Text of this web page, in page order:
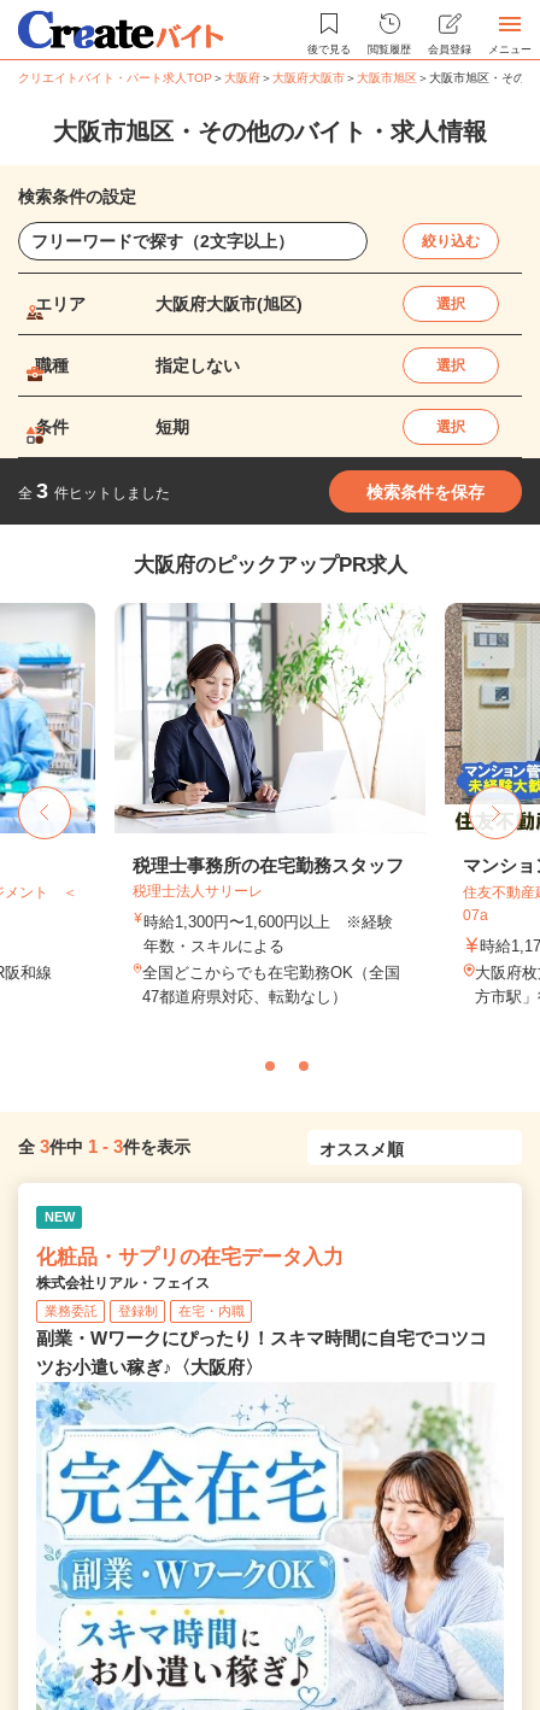
後で見る 閲覧履歴 会員登録 メニュー
クリエイトバイト・パート求人TOP ＞大阪府＞大阪府大阪市＞大阪市旭区＞大阪市旭区・その
大阪市旭区・その他のバイト・求人情報
検索条件の設定
絞り込む
エリア 大阪府大阪市(旭区) 選択
職種 指定しない 選択
条件 短期 選択
全 3 件ヒットしました 検索条件を保存
大阪府のピックアップPR求人
メント ＜
阪和線
税理士事務所の在宅勤務スタッフ
税理士法人サリーレ
時給1,300円〜1,600円以上 ※経験
年数・スキルによる
全国どこからでも在宅勤務OK（全国
47都道府県対応、転勤なし）
マンシ
住友不動産
07a
時給
大阪府
方市駅
全 3件中 1 - 3件を表示
NEW
化粧品・サプリの在宅データ入力
株式会社リアル・フェイス
業務委託 登録制 在宅・内職
副業・Wワークにぴったり！スキマ時間に自宅でコツコ
ツお小遣い稼ぎ♪〈大阪府〉